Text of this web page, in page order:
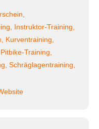
Instruktor-Training
Kurventraining
Pitbike-Training
Schräglagentraining